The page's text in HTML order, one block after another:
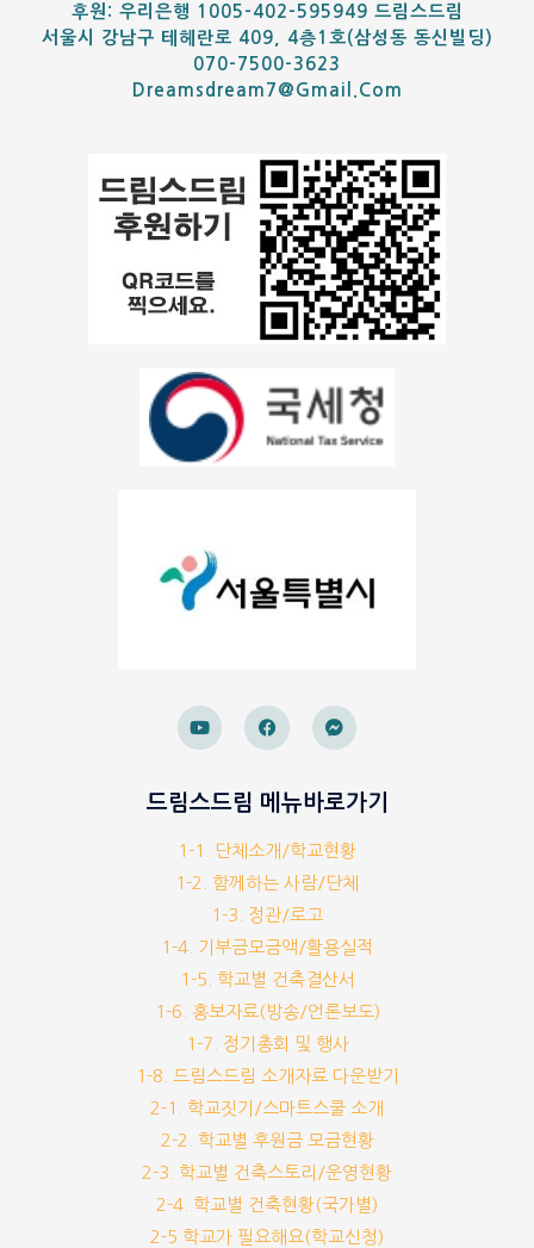
후원: 우리은행 1005-402-595949 드림스드림
서울시 강남구 테헤란로 409, 4층1호(삼성동 동신빌딩)
070-7500-3623
Dreamsdream7@gmail.com
드림스드림 메뉴바로가기
1-1. 단체소개/학교현황
1-2. 함께하는 사람/단체
1-3. 정관/로고
1-4. 기부금모금액/활용실적
1-5. 학교별 건축결산서
1-6. 홍보자료(방송/언론보도)
1-7. 정기총회 및 행사
1-8. 드림스드림 소개자료 다운받기
2-1. 학교짓기/스마트스쿨 소개
2-2. 학교별 후원금 모금현황
2-3. 학교별 건축스토리/운영현황
2-4. 학교별 건축현황(국가별)
2-5 학교가 필요해요(학교신청)